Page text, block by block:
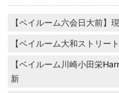
【ベイルーム六会日大前
【ベイルーム大和ストリ
【ベイルーム川崎小田栄
新